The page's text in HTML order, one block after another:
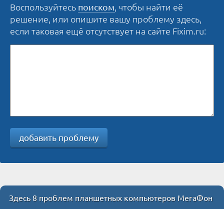
Воспользуйтесь поиском, чтобы найти её
решение, или опишите вашу проблему здесь,
если таковая ещё отсутствует на сайте Fixim.ru:
добавить проблему
Здесь 8 проблем планшетных компьютеров МегаФон